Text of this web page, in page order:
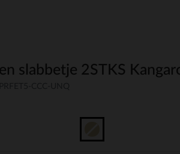
slabbetje 2STKS